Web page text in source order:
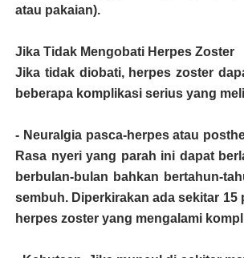
atau pakaian).
Jika Tidak Mengobati Herpes Zoster
Jika tidak diobati, herpes zoster
beberapa komplikasi serius yang
- Neuralgia pasca-herpes atau
Rasa nyeri yang parah ini dapat
berbulan-bulan bahkan bertahun-
sembuh. Diperkirakan ada sekitar 15
herpes zoster yang mengalami